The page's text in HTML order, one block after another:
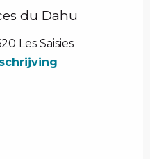
du Dahu
Les Saisies